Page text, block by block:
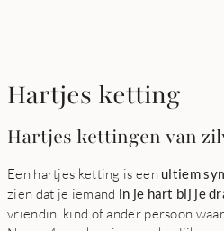
Hartjes ketting
Hartjes kettingen van
Een hartjes ketting is een ultiem
zien dat je iemand in je hart bij je
vriendin, kind of ander persoon